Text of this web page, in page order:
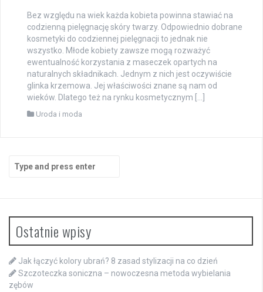
Bez względu na wiek każda kobieta powinna stawiać na
codzienną pielęgnację skóry twarzy. Odpowiednio dobrane
kosmetyki do codziennej pielęgnacji to jednak nie
wszystko. Młode kobiety zawsze mogą rozważyć
ewentualność korzystania z maseczek opartych na
naturalnych składnikach. Jednym z nich jest oczywiście
glinka krzemowa. Jej właściwości znane są nam od
wieków. Dlatego też na rynku kosmetycznym […]
Uroda i moda
for:
Ostatnie wpisy
Jak łączyć kolory ubrań? 8 zasad stylizacji na co dzień
Szczoteczka soniczna – nowoczesna metoda wybielania
zębów